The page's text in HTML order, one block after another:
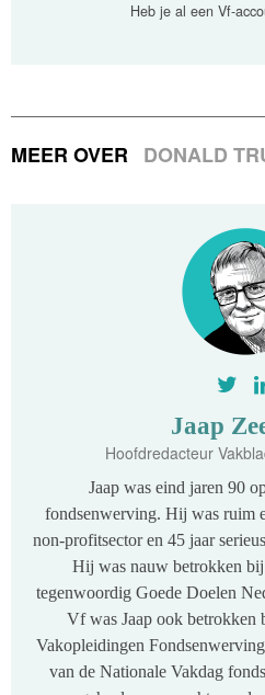
Heb je al een Vf-
MEER OVER DONALD
Jaap
Hoofdredacteur
Jaap was eind jaren 90
fondsenwerving. Hij was ruim
non-profitsector en 45 jaar
Hij was nauw betrokken
tegenwoordig Goede Doelen
Vf was Jaap ook betrokken
Vakopleidingen
van de Nationale Vakdag